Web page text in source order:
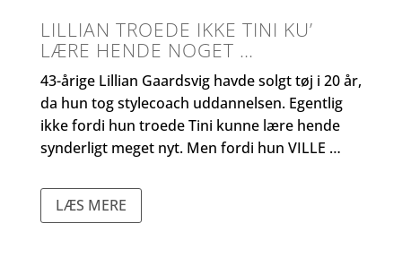
LILLIAN TROEDE IKKE TINI KU’
LÆRE HENDE NOGET …
43-årige Lillian Gaardsvig havde solgt tøj i 20 år,
da hun tog stylecoach uddannelsen. Egentlig
ikke fordi hun troede Tini kunne lære hende
synderligt meget nyt. Men fordi hun VILLE …
LÆS MERE